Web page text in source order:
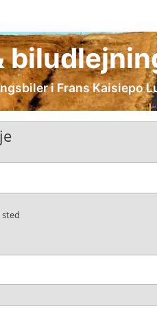
i Frans Kaisiepo